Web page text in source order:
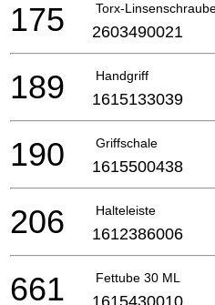
Torx-
175 2603490021
Handgriff
189 1615133039
Griffschale
190 1615500438
Halteleiste
206 1612386006
Fettube 30 ML
661